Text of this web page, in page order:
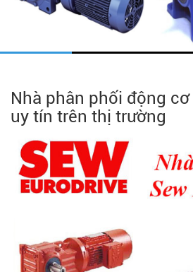
Nhà phân phối động
uy tín trên thị trường